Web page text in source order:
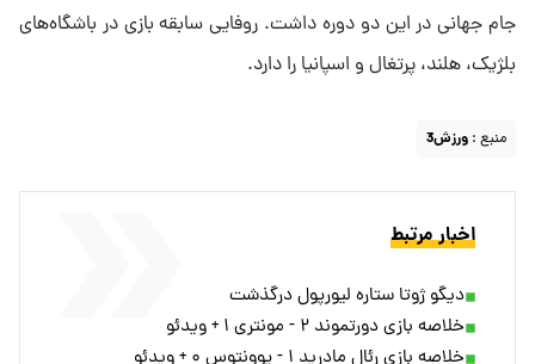
جام جهانی در این دو دوره داشت. روفایی سابقه بازی در ‌باشگاه‌های
بلژیک، هلند، پرتغال و اسپانیا را دارد. ‌
منبع : ورزش3
اخبار مرتبط
دیگو ژوتا ستاره لیورپول درگذشت
خلاصه بازی دورتموند ۲ - مونتری ۱ + ویدئو
خلاصه بازی رئال مادرید ۱ - یوونتوس ۰ + ویدئو